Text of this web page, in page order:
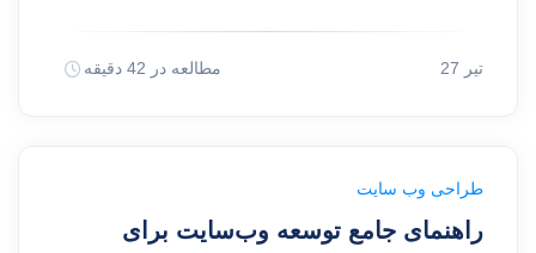
مطالعه در 42 دقیقه 27 تیر
طراحی وب سایت
راهنمای جامع توسعه وب‌سایت برای